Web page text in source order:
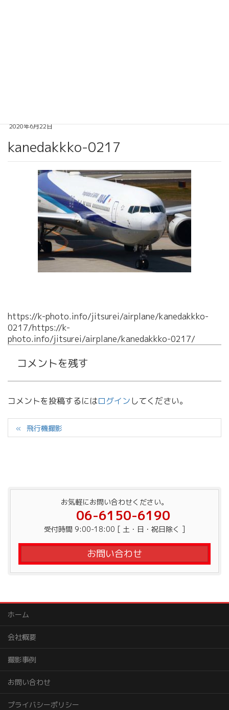
2020年6月22日
kanedakkko-0217
https://k-photo.info/jitsurei/airplane/kanedakkko-
0217/https://k-
photo.info/jitsurei/airplane/kanedakkko-0217/
コメントを残す
コメントを投稿するにはログインしてください。
飛行機撮影
お気軽にお問い合わせください。
06-6150-6190
受付時間 9:00-18:00 [ 土・日・祝日除く ]
お問い合わせ
ホーム
会社概要
撮影事例
お問い合わせ
プライバシーポリシー